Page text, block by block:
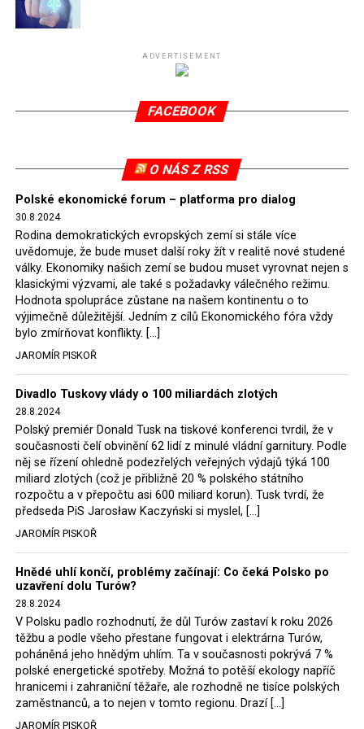
Připomeňme, že ukončení těžby hnědého uhlí pro
(SDEU) v souvislosti se stížnostmi českých samospráv
verdiktem španělské soudkyně Rosario Silva de Lapureta
tomuto rozhodnutí nevyhověla, proto na žádost
2022, než byl tento případ z důvodu uzavření dohody
Polska s Českou republikou o odstranění příčin sporu o
důl Turów vymazán z rejstříku tribunálu. Celkem si
Polsko nechalo z přiznaných evropských fondů odečíst
asi 70 milionů eur na pokutách a 45 milionů eur
zaplatilo jako odškodnění České republice – ale jak důl,
tak elektrárna nadále fungovaly. Už tehdy zástupci
tehdejší opozice a dnes vládnoucí koalice, jako
místopředseda Občanské platformy (PO) Rafał
Hołownia, přímo řekli, že by se polská vláda měla
tomuto rozhodnutí podřídit.
Rozhodnutí polského ministra spravedlnosti jistě potěší
německé, české a polské ekology, ale i těžaře. Je těžké si
představit, že by o takové věci rozhodoval sám ministr
Bodnar. Musel získat politický souhlas vládnoucí koalice.
Stále jsou totiž platné argumenty Morawieckého vlády,
že důl i elektrárna jsou – kromě zabezpečování cca 7 %
polského energetického mixu – klíčovými podniky, spolu
se svými dceřinými společnostmi zaměstnávají cca pět
tisíc lidí. Navíc s činností dolu a elektrárny nepřímo
souvisí dalších několik desítek tisíc pracovních míst v
regionu. Zelená politika ale opět zvítězila.
Rozhodnutí polského ministra spravedlnosti jistě potěší
německé, české a polské ekology, kteří žalobu u
ADVERTISEMENT
FACEBOOK
O NÁS Z RSS
Polské ekonomické forum – platforma pro dialog
30.8.2024
Rodina demokratických evropských zemí si stále více
uvědomuje, že bude muset další roky žít v realitě nové studené
války. Ekonomiky našich zemí se budou muset vyrovnat nejen s
klasickými výzvami, ale také s požadavky válečného režimu.
Hodnota spolupráce zůstane na našem kontinentu o to
výjimečně důležitější. Jedním z cílů Ekonomického fóra vždy
bylo zmírňovat konflikty. […]
JAROMÍR PISKOŘ
Divadlo Tuskovy vlády o 100 miliardách zlotých
28.8.2024
Polský premiér Donald Tusk na tiskové konferenci tvrdil, že v
současnosti čelí obvinění 62 lidí z minulé vládní garnitury. Podle
něj se řízení ohledně podezřelých veřejných výdajů týká 100
miliard zlotých (což je přibližně 20 % polského státního
rozpočtu a v přepočtu asi 600 miliard korun). Tusk tvrdí, že
předseda PiS Jarosław Kaczyński si myslel, […]
JAROMÍR PISKOŘ
Hnědé uhlí končí, problémy začínají: Co čeká Polsko po
uzavření dolu Turów?
28.8.2024
V Polsku padlo rozhodnutí, že důl Turów zastaví k roku 2026
těžbu a podle všeho přestane fungovat i elektrárna Turów,
poháněná jeho hnědým uhlím. Ta v současnosti pokrývá 7 %
polské energetické spotřeby. Možná to potěší ekology napříč
hranicemi i zahraniční těžaře, ale rozhodně ne tisíce polských
zaměstnanců, a to nejen v tomto regionu. Drazí […]
JAROMÍR PISKOŘ